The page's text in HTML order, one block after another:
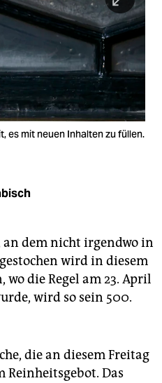
es mit neuen Inhalten zu füllen.
an dem nicht irgendwo in
wird in diesem
wo die Regel am 23. April
wird so sein 500.
die an diesem Freitag
Reinheitsgebot. Das